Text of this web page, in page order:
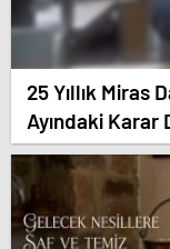
25 Yıllık Miras
Ayındaki Karar